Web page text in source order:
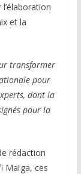
et la
transformer
pour
dont la
pour la
rédaction
Maïga, ces